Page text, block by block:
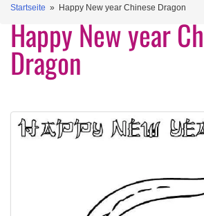
Startseite » Happy New year Chinese Dragon
Happy New year
Dragon